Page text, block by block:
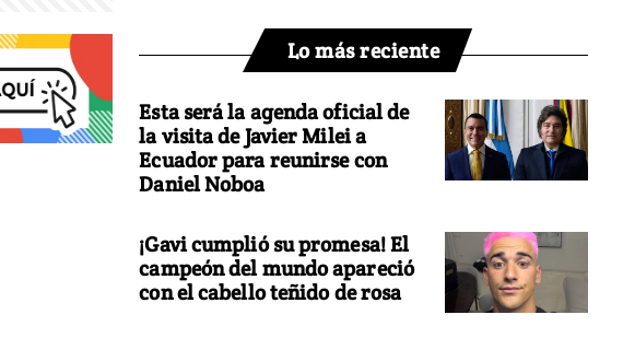
Lo más reciente
Esta será la agenda oficial de
la visita de Javier Milei a
Ecuador para reunirse con
Daniel Noboa
¡Gavi cumplió su promesa! El
campeón del mundo apareció
con el cabello teñido de rosa